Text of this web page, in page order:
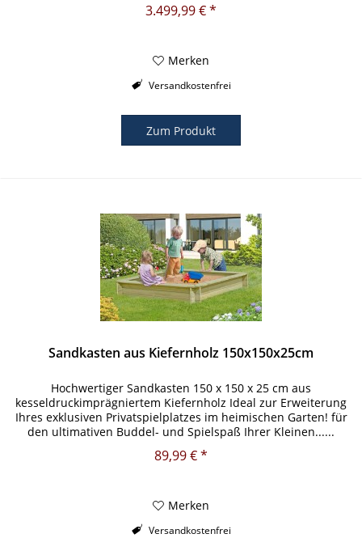
3.499,99 € *
Merken
Versandkostenfrei
Zum Produkt
Sandkasten aus Kiefernholz 150x150x25cm
Hochwertiger Sandkasten 150 x 150 x 25 cm aus
kesseldruckimprägniertem Kiefernholz Ideal zur Erweiterung
Ihres exklusiven Privatspielplatzes im heimischen Garten! für
den ultimativen Buddel- und Spielspaß Ihrer Kleinen......
89,99 € *
Merken
Versandkostenfrei